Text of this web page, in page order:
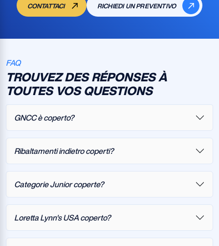
CONTATTACI RICHIEDI UN PREVENTIVO
FAQ
TROUVEZ DES RÉPONSES À
TOUTES VOS QUESTIONS
GNCC è coperto?
Ribaltamenti indietro coperti?
Categorie Junior coperte?
Loretta Lynn's USA coperto?